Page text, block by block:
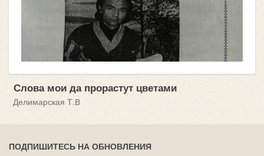
Слова мои да прорастут цветами
Делимарская Т.В
ПОДПИШИТЕСЬ НА ОБНОВЛЕНИЯ